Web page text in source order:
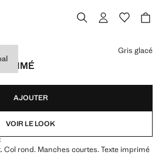
Gris glacé
AJOUTER
VOIR LE LOOK
Col rond. Manches courtes. Texte imprimé